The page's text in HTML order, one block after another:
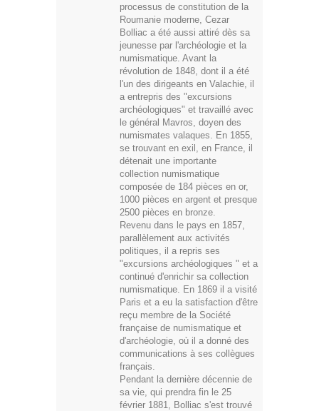
processus de constitution de la
Roumanie moderne, Cezar
Bolliac a été aussi attiré dès sa
jeunesse par l'archéologie et la
numismatique. Avant la
révolution de 1848, dont il a été
l'un des dirigeants en Valachie, il
a entrepris des "excursions
archéologiques" et travaillé avec
le général Mavros, doyen des
numismates valaques. En 1855,
se trouvant en exil, en France, il
détenait une importante
collection numismatique
composée de 184 pièces en or,
1000 pièces en argent et presque
2500 pièces en bronze.
Revenu dans le pays en 1857,
parallèlement aux activités
politiques, il a repris ses
"excursions archéologiques " et a
continué d'enrichir sa collection
numismatique. En 1869 il a visité
Paris et a eu la satisfaction d'être
reçu membre de la Société
française de numismatique et
d'archéologie, où il a donné des
communications à ses collègues
français.
Pendant la dernière décennie de
sa vie, qui prendra fin le 25
février 1881, Bolliac s'est trouvé